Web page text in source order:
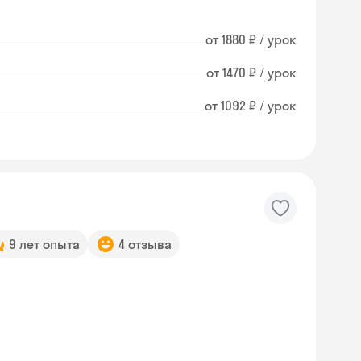
от 1880 ₽ / урок
от 1470 ₽ / урок
от 1092 ₽ / урок
9 лет опыта 4 отзыва